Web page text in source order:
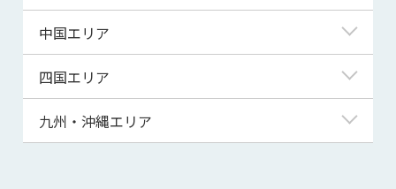
秋田県
山形県
千葉県
茨城県
群馬県
福井県
山梨県
長野県
静岡県
三重県
滋賀県
京都府
大阪府
兵庫県
中国エリア
鳥取県
島根県
四国エリア
徳島県
九州・沖縄エリア